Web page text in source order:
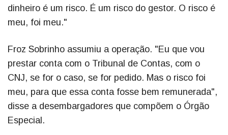
dinheiro é um risco. É um risco do gestor. O risco é
meu, foi meu."
Froz Sobrinho assumiu a operação. "Eu que vou
prestar conta com o Tribunal de Contas, com o
CNJ, se for o caso, se for pedido. Mas o risco foi
meu, para que essa conta fosse bem remunerada",
disse a desembargadores que compõem o Órgão
Especial.